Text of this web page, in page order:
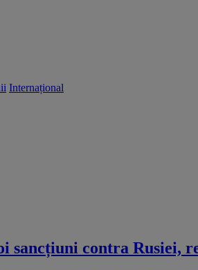
Internațional
sancțiuni contra Rusiei,